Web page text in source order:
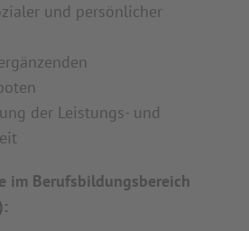
und persönlicher
der Leistungs- und
im Berufsbildungsbereich